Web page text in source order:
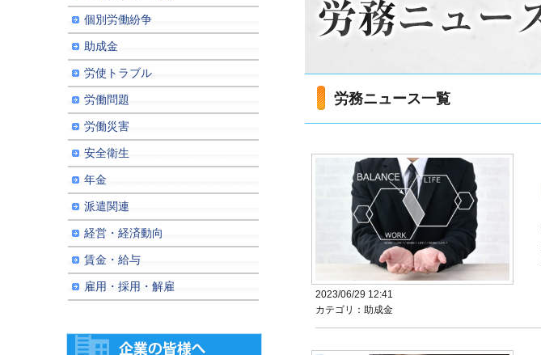
個別労働紛争
助成金
労使トラブル
労働問題
労働災害
安全衛生
年金
派遣関連
経営・経済動向
賃金・給与
雇用・採用・解雇
労務ニュース一覧
2023/06/29 12:41
カテゴリ：助成金